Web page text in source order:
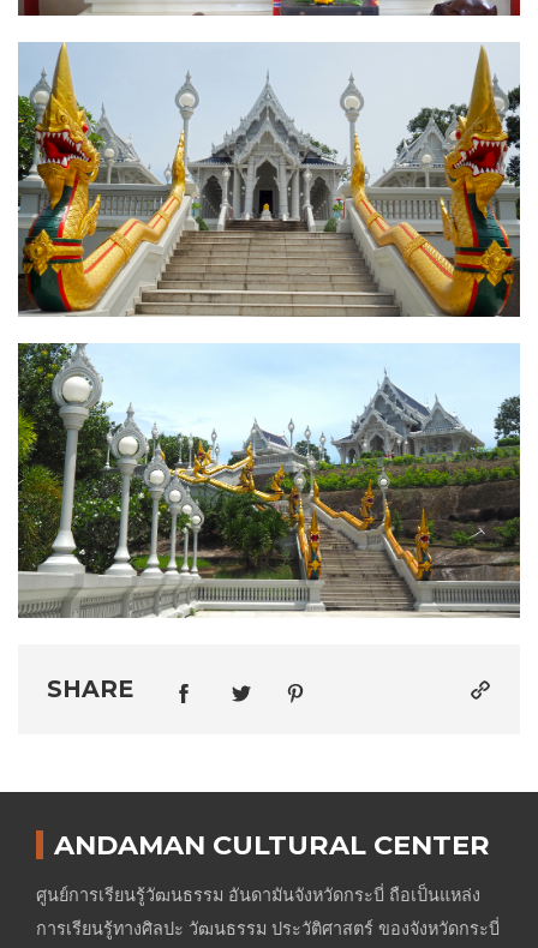
SHARE
ANDAMAN CULTURAL CENTER
ศูนย์การเรียนรู้วัฒนธรรม อันดามันจังหวัดกระบี่ ถือเป็นแหล่ง
การเรียนรู้ทางศิลปะ วัฒนธรรม ประวัติศาสตร์ ของจังหวัดกระบี่